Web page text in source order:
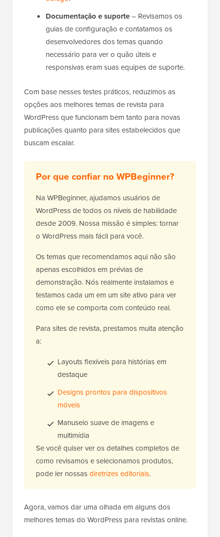
Documentação e suporte– Revisamos os
guias de configuração e contatamos os
desenvolvedores dos temas quando
necessário para ver o quão úteis e
responsivas eram suas equipes de suporte.
Com base nesses testes práticos, reduzimos as
opções aos melhores temas de revista para
WordPress que funcionam bem tanto para novas
publicações quanto para sites estabelecidos que
buscam escalar.
Por que confiar no WPBeginner?
Na WPBeginner, ajudamos usuários de
WordPress de todos os níveis de habilidade
desde 2009. Nossa missão é simples: tornar
o WordPress mais fácil para você.
Os temas que recomendamos aqui não são
apenas escolhidos em prévias de
demonstração. Nós realmente instalamos e
testamos cada um em um site ativo para ver
como ele se comporta com conteúdo real.
Para sites de revista, prestamos muita atenção
a:
Layouts flexíveis para histórias em
destaque
Designs prontos para dispositivos
móveis
Manuseio suave de imagens e
multimídia
Se você quiser ver os detalhes completos de
como revisamos e selecionamos produtos,
pode ler nossasdiretrizes editoriais.
Agora, vamos dar uma olhada em alguns dos
melhores temas do WordPress para revistas online.